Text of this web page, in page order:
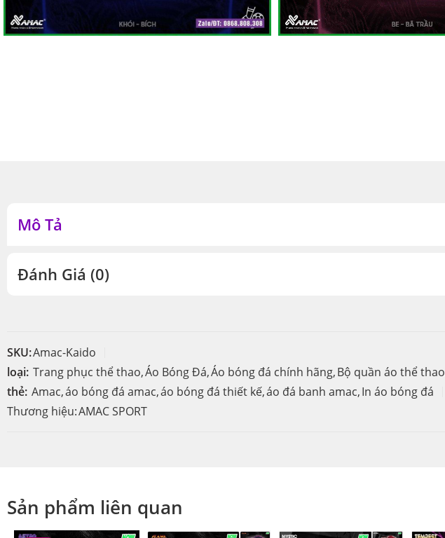
Mô Tả
Đánh Giá (0)
SKU:Amac-Kaido
loại: Trang phục thể thao,Áo Bóng Đá,Áo bóng đá chính hãng,Bộ quần áo thể thao
thẻ: Amac,áo bóng đá amac,áo bóng đá thiết kế,áo đá banh amac,In áo bóng đá
Thương hiệu:AMAC SPORT
Sản phẩm liên quan